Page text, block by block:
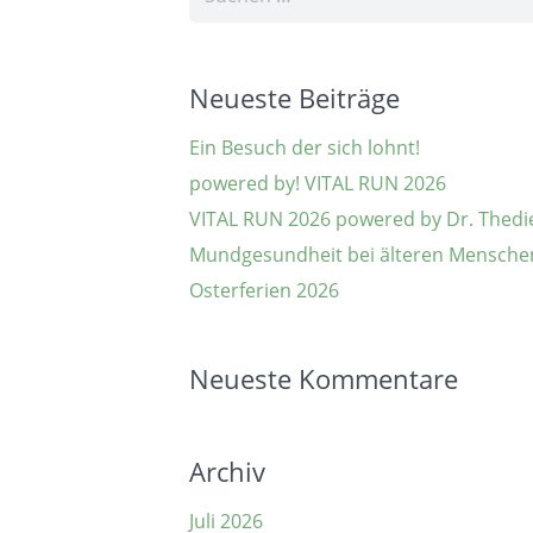
Neueste Beiträge
Ein Besuch der sich lohnt!
powered by! VITAL RUN 2026
VITAL RUN 2026 powered by Dr.
Mundgesundheit bei älteren
Osterferien 2026
Neueste Kommentare
Archiv
Juli 2026